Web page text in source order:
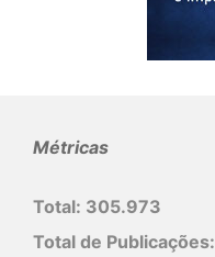
Métricas
Total: 305.973
Total de Publicações: